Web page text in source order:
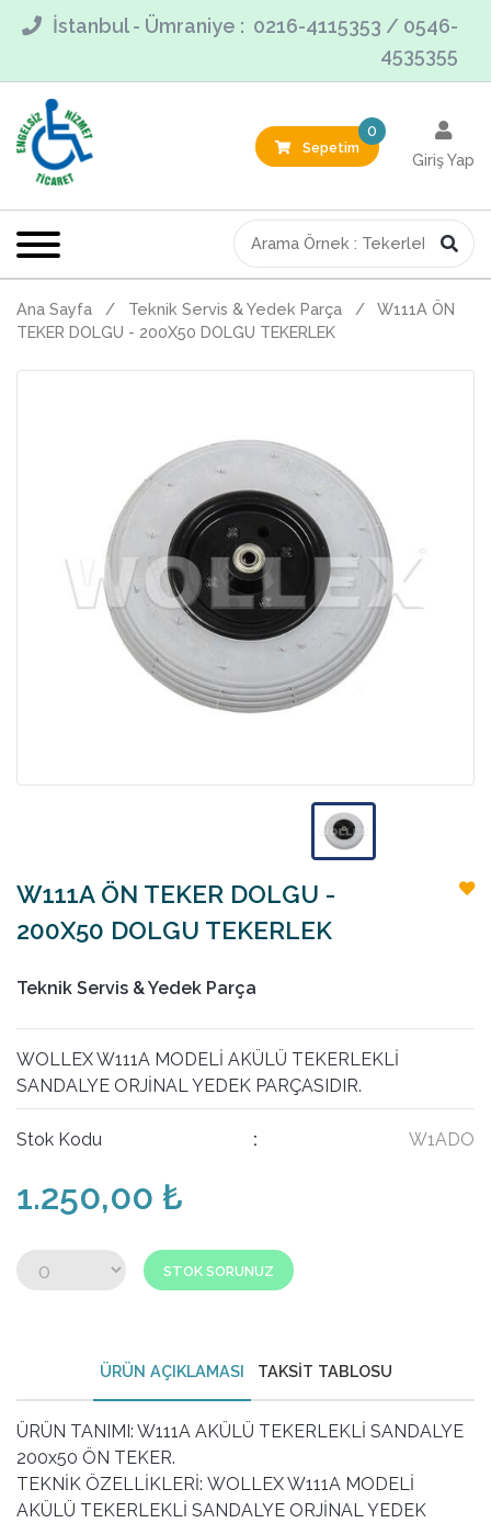
İstanbul - Ümraniye : 0216-4115353 / 0546-
4535355
0
Sepetim
Giriş Yap
Ana Sayfa / Teknik Servis & Yedek Parça /
W111A ÖN
TEKER DOLGU - 200X50 DOLGU TEKERLEK
W111A ÖN TEKER DOLGU -
200X50 DOLGU TEKERLEK
Teknik Servis & Yedek Parça
WOLLEX W111A MODELİ AKÜLÜ TEKERLEKLİ
SANDALYE ORJİNAL YEDEK PARÇASIDIR.
Stok Kodu : W1ADO
1.250,00 ₺
STOK SORUNUZ
ÜRÜN AÇIKLAMASI TAKSİT TABLOSU
ÜRÜN TANIMI: W111A AKÜLÜ TEKERLEKLİ SANDALYE
200x50 ÖN TEKER.
TEKNİK ÖZELLİKLERİ: WOLLEX W111A MODELİ
AKÜLÜ TEKERLEKLİ SANDALYE ORJİNAL YEDEK